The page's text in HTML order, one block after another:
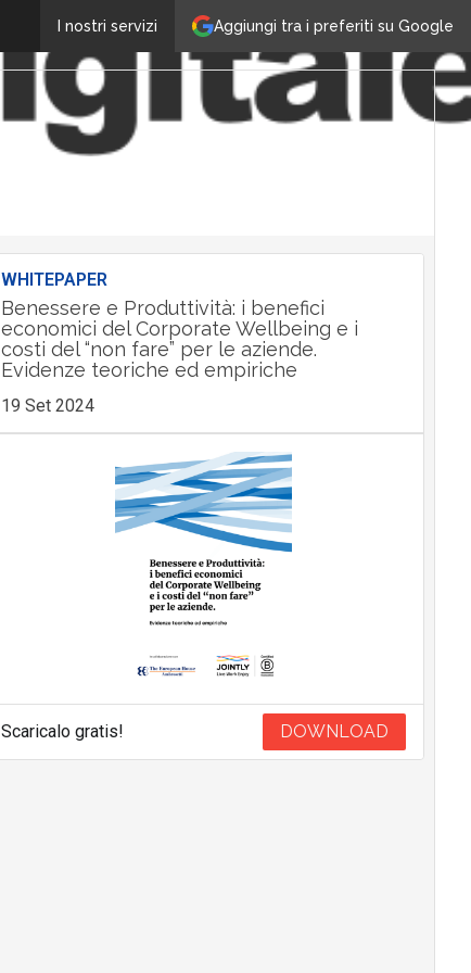
Aggiungi tra i preferiti su Google
I nostri servizi
WHITEPAPER
Benessere e Produttività: i benefici
economici del Corporate Wellbeing e i
costi del “non fare” per le aziende.
Evidenze teoriche ed empiriche
19 Set 2024
Scaricalo gratis! DOWNLOAD